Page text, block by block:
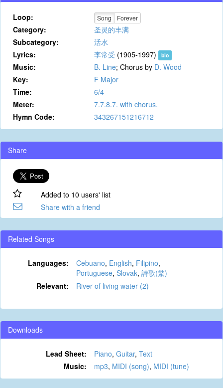
Loop: Song Forever
Category:
圣灵的丰满
Subcategory:
活水
Lyrics:
李常受 (1905-1997) bio
Music: B. Line; Chorus by D. Wood
Key:
F Major
Time:
6/4
Meter:
7.7.8.7. with chorus.
Hymn Code:
343267151216712
Share
Added to 10 users' list
Share with a friend
Related Songs
Languages: Cebuano, English, Filipino,
Portuguese, Slovak, 詩歌(繁)
Relevant:
River of living water (2)
Downloads
Lead Sheet: Piano, Guitar, Text
Music:
mp3, MIDI (song), MIDI (tune)